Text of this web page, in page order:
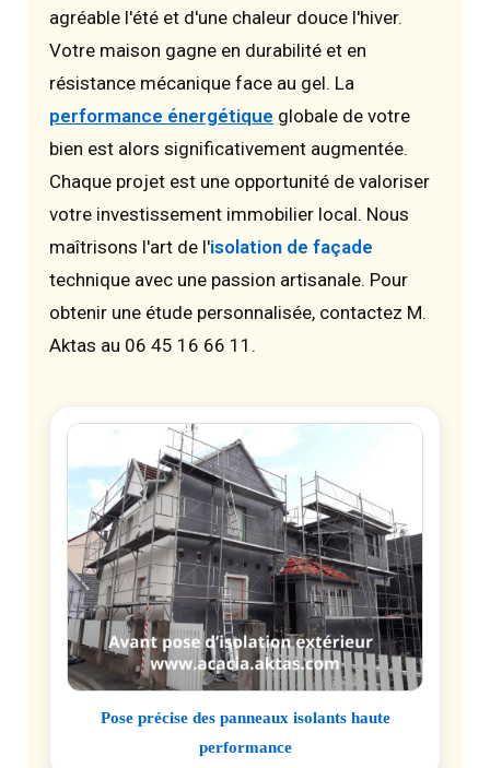
agréable l'été et d'une chaleur douce l'hiver.
Votre maison gagne en durabilité et en
résistance mécanique face au gel. La
performance énergétique globale de votre
bien est alors significativement augmentée.
Chaque projet est une opportunité de valoriser
votre investissement immobilier local. Nous
maîtrisons l'art de l'isolation de façade
technique avec une passion artisanale. Pour
obtenir une étude personnalisée, contactez M.
Aktas au 06 45 16 66 11.
Pose précise des panneaux isolants haute
performance